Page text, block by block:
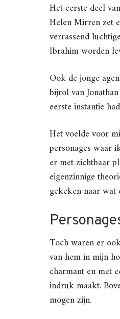
Het eerste deel
Helen Mirren zet
verrassend
Ibrahim worden
Ook de jonge
bijrol van
eerste instantie
Het voelde voor
personages waar
er met zichtbaar
eigenzinnige
gekeken naar
Toch waren er
van hem in mijn
charmant en met
indruk maakt.
mogen zijn.